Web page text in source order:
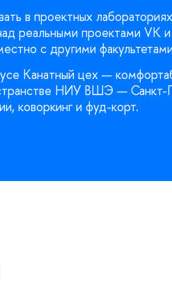
в проектных
реальными проектами VK и
с другими
Канатный цех —
НИУ ВШЭ — Санкт-
коворкинг и фуд-корт.